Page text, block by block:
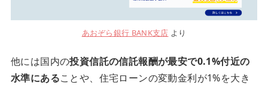
あおぞら銀行 BANK支店 より
他には国内の投資信託の信託報酬が最安で0.1%付近の
水準にあることや、住宅ローンの変動金利が1%を大き